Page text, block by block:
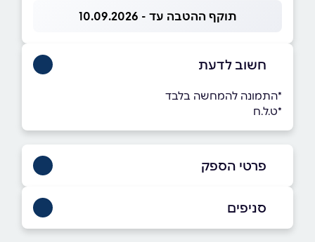
תוקף ההטבה עד - 10.09.2026
חשוב לדעת
*התמונה להמחשה בלבד
*ט.ל.ח
פרטי הספק
בפייסבוק באינסטגרם
סניפים